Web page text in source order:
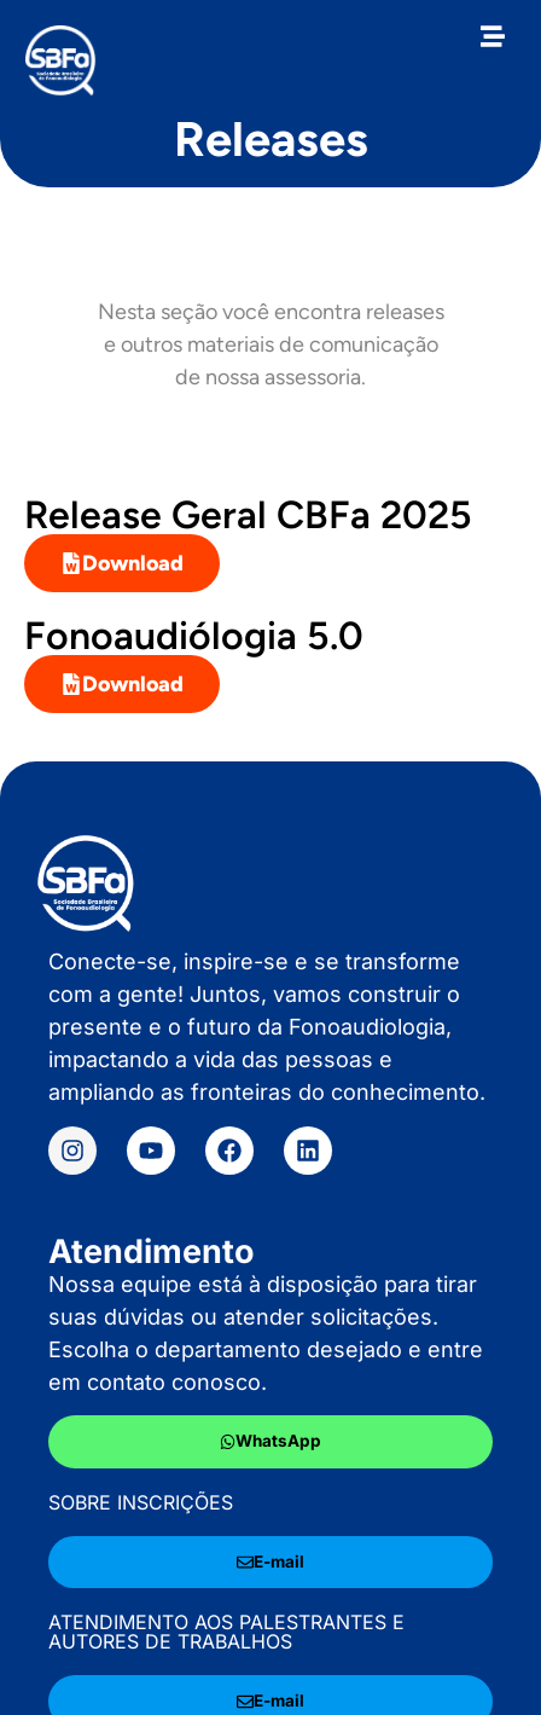
Releases
Nesta seção você encontra releases
e outros materiais de comunicação
de nossa assessoria.
Release Geral CBFa 2025
Download
Fonoaudiólogia 5.0
Download
Conecte-se, inspire-se e se transforme
com a gente! Juntos, vamos construir o
presente e o futuro da Fonoaudiologia,
impactando a vida das pessoas e
ampliando as fronteiras do conhecimento.
Atendimento
Nossa equipe está à disposição para tirar
suas dúvidas ou atender solicitações.
Escolha o departamento desejado e entre
em contato conosco.
WhatsApp
SOBRE INSCRIÇÕES
E-mail
ATENDIMENTO AOS PALESTRANTES E
AUTORES DE TRABALHOS
E-mail